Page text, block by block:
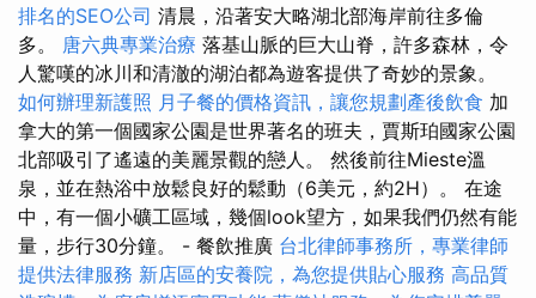
排名的SEO公司 清晨，沿著安大略湖北部海岸前往多倫
多。 唐六典專業治療 落基山脈的巨大山脊，許多森林，令
人驚嘆的冰川和清澈的湖泊都為遊客提供了奇妙的景象。
如何辦理新護照 月子餐的價格資訊，讓您規劃產後飲食 加
拿大的第一個國家公園是世界著名的班夫，賈斯珀國家公園
北部吸引了遙遠的美麗景觀的戀人。 然後前往Mieste溫
泉，並在熱浴中放鬆良好的鬆動（6美元，約2H）。 在途
中，有一個小礦工區域，幾個look望方，如果我們仍然有能
量，步行30分鐘。 - 餐飲推廣 台北律師事務所，專業律師
提供法律服務 新店區的安養院，為您提供貼心服務 高品質